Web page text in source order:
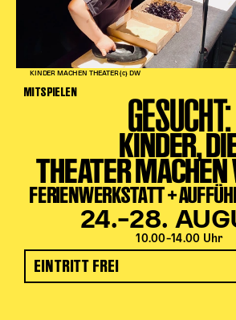
KINDER MACHEN THEATER (c) DW
MITSPIELEN GESUCHT:
KINDER,
THEATER
FERIENWERKSTATT +
24.–28.
10.00–14.00 Uhr
EINTRITT FREI